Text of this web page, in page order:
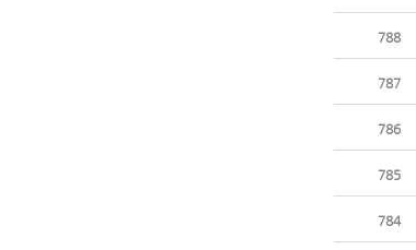
788
787
786
785
784